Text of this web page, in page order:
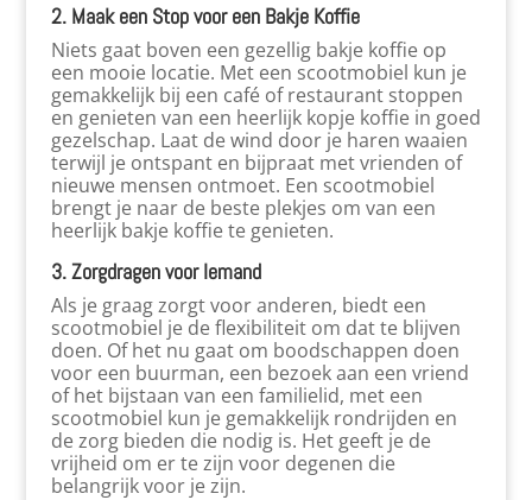
2. Maak een Stop voor een Bakje Koffie
Niets gaat boven een gezellig bakje koffie op
een mooie locatie. Met een scootmobiel kun je
gemakkelijk bij een café of restaurant stoppen
en genieten van een heerlijk kopje koffie in goed
gezelschap. Laat de wind door je haren waaien
terwijl je ontspant en bijpraat met vrienden of
nieuwe mensen ontmoet. Een scootmobiel
brengt je naar de beste plekjes om van een
heerlijk bakje koffie te genieten.
3. Zorgdragen voor Iemand
Als je graag zorgt voor anderen, biedt een
scootmobiel je de flexibiliteit om dat te blijven
doen. Of het nu gaat om boodschappen doen
voor een buurman, een bezoek aan een vriend
of het bijstaan van een familielid, met een
scootmobiel kun je gemakkelijk rondrijden en
de zorg bieden die nodig is. Het geeft je de
vrijheid om er te zijn voor degenen die
belangrijk voor je zijn.